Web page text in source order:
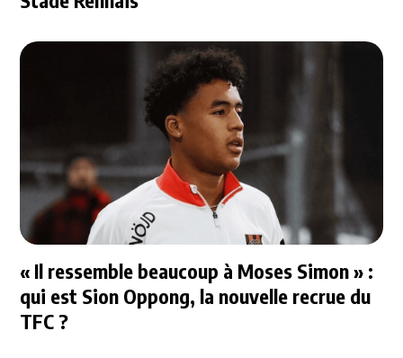
« Il ressemble beaucoup à Moses Simon » :
qui est Sion Oppong, la nouvelle recrue du
TFC ?